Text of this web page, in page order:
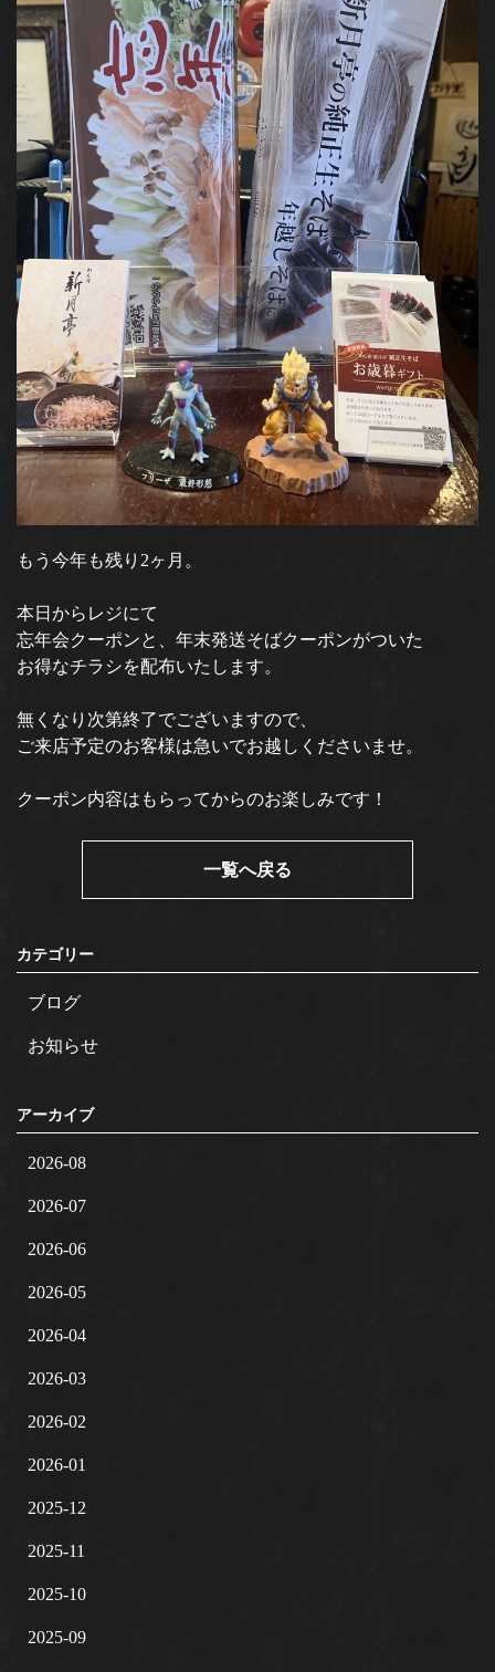
もう今年も残り2ヶ月。
本日からレジにて
忘年会クーポンと、年末発送そばクーポンがついた
お得なチラシを配布いたします。
無くなり次第終了でございますので、
ご来店予定のお客様は急いでお越しくださいませ。
クーポン内容はもらってからのお楽しみです！
一覧へ戻る
カテゴリー
ブログ
お知らせ
アーカイブ
2026-08
2026-07
2026-06
2026-05
2026-04
2026-03
2026-02
2026-01
2025-12
2025-11
2025-10
2025-09